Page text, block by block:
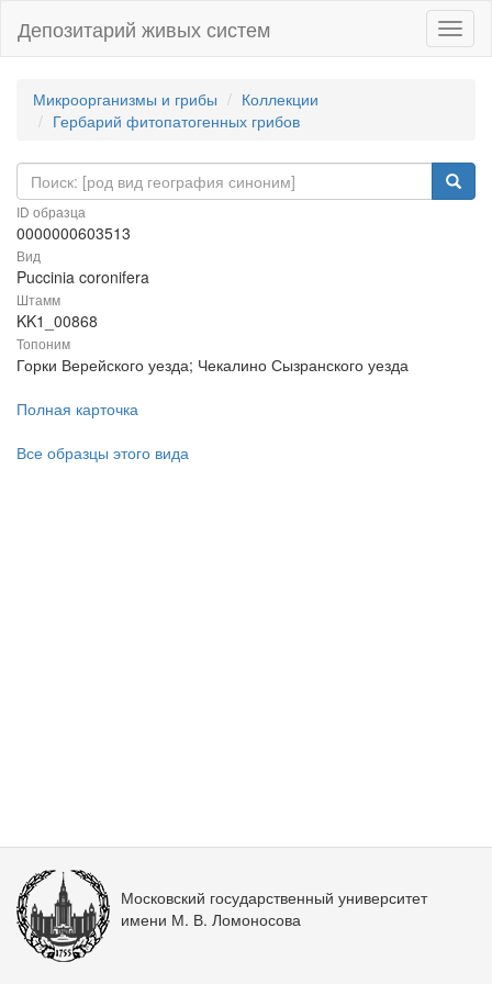
Депозитарий живых систем
Микроорганизмы и грибы
Коллекции
Гербарий фитопатогенных грибов
ID образца
0000000603513
Вид
Puccinia coronifera
Штамм
KK1_00868
Топоним
Горки Верейского уезда; Чекалино Сызранского уезда
Полная карточка
Все образцы этого вида
Московский государственный университет
имени М. В. Ломоносова